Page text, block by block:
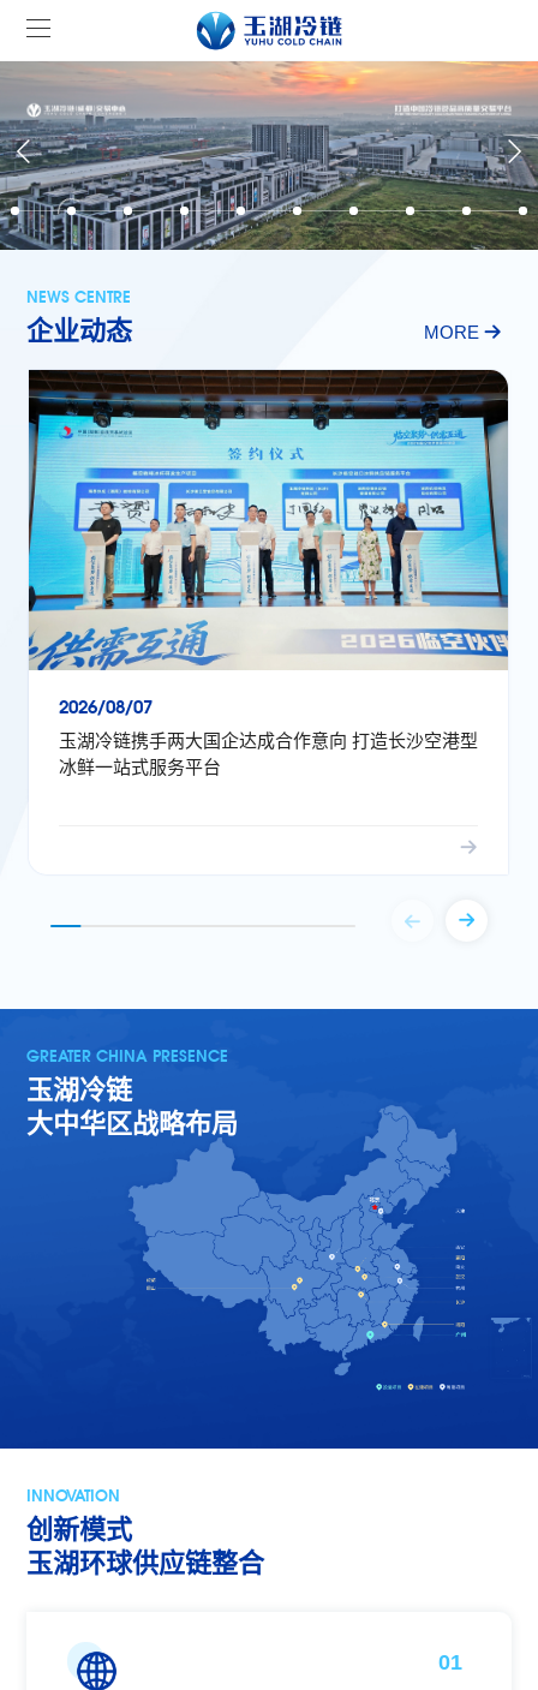
NEWS CENTRE
企业动态 MORE
2026/08/07
玉湖冷链携手两大国企达成合作意向 打造长沙空港型
冰鲜一站式服务平台
GREATER CHINA PRESENCE
玉湖冷链
大中华区战略布局
INNOVATION
创新模式
玉湖环球供应链整合
01